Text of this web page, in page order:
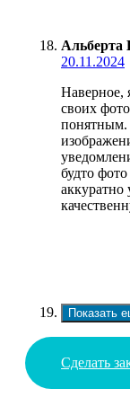
Альберта
20.11.2024
Наверное,
своих
понятным.
будто
аккуратно
Показать
Сделать